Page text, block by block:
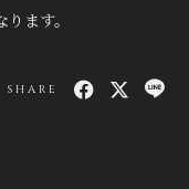
ます。
SHARE